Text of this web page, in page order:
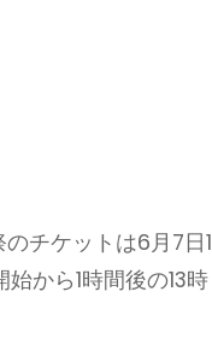
チケットは6月7日
から1時間後の13時